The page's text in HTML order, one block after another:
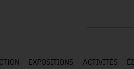
EXPOSITIONS ACTIVITÉS